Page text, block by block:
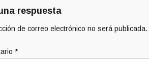
respuesta
de correo electrónico no será publicada.
*